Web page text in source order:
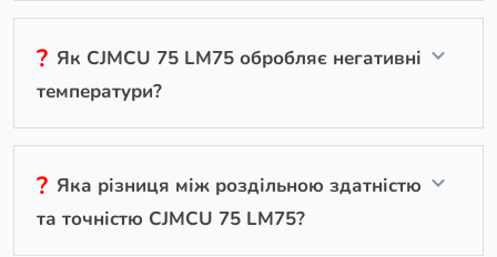
? Як CJMCU 75 LM75 обробляє негативні
температури?
? Яка різниця між роздільною здатністю
та точністю CJMCU 75 LM75?